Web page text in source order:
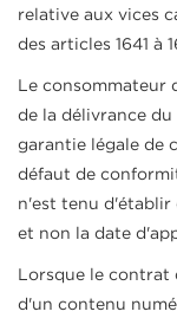
relative aux vices
des articles 1641 à
Le consommateur
de la délivrance
garantie légale de
défaut de
n'est tenu d'établir
et non la date
Lorsque le
d'un contenu